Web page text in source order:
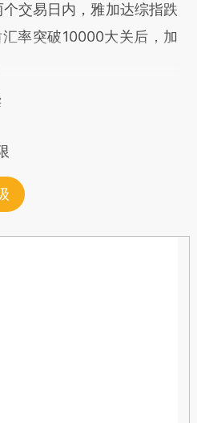
交易日内，雅加达综指跌
率突破10000大关后，加